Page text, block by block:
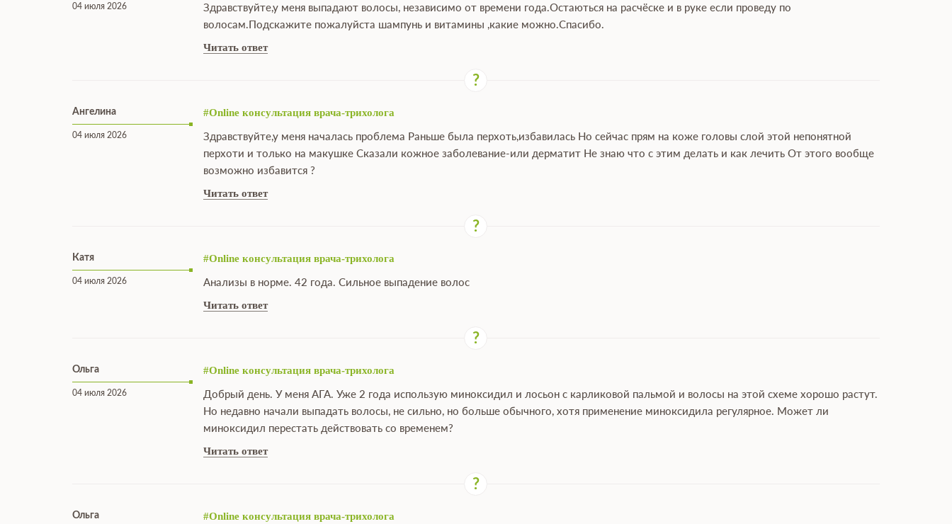
04 июля 2026
Здравствуйте,у меня выпадают волосы, независимо от времени года.Остаються на расчёске и в руке если проведу по
волосам.Подскажите пожалуйста шампунь и витамины ,какие можно.Спасибо.
Читать ответ
Ангелина
04 июля 2026
#Online консультация врача-трихолога
Здравствуйте,у меня началась проблема Раньше была перхоть,избавилась Но сейчас прям на коже головы слой этой непонятной
перхоти и только на макушке Сказали кожное заболевание-или дерматит Не знаю что с этим делать и как лечить От этого вообще
возможно избавится ?
Читать ответ
Катя
04 июля 2026
#Online консультация врача-трихолога
Анализы в норме. 42 года. Сильное выпадение волос
Читать ответ
Ольга
04 июля 2026
#Online консультация врача-трихолога
Добрый день. У меня АГА. Уже 2 года использую миноксидил и лосьон с карликовой пальмой и волосы на этой схеме хорошо растут.
Но недавно начали выпадать волосы, не сильно, но больше обычного, хотя применение миноксидила регулярное. Может ли
миноксидил перестать действовать со временем?
Читать ответ
Ольга #Online консультация врача-трихолога